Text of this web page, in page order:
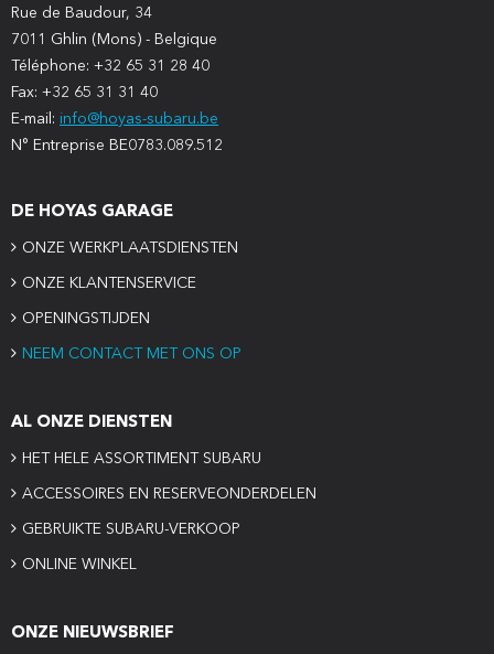
Rue de Baudour, 34
7011 Ghlin (Mons) - Belgique
Téléphone: +32 65 31 28 40
Fax: +32 65 31 31 40
E-mail: info@hoyas-subaru.be
N° Entreprise BE0783.089.512
DE HOYAS GARAGE
ONZE WERKPLAATSDIENSTEN
ONZE KLANTENSERVICE
OPENINGSTIJDEN
NEEM CONTACT MET ONS OP
AL ONZE DIENSTEN
HET HELE ASSORTIMENT SUBARU
ACCESSOIRES EN RESERVEONDERDELEN
GEBRUIKTE SUBARU-VERKOOP
ONLINE WINKEL
ONZE NIEUWSBRIEF